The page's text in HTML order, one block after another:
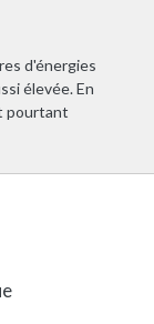
d'énergies
élevée. En
pourtant